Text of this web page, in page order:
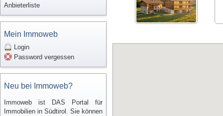
Anbieterliste
Mein Immoweb
Login
Password vergessen
Neu bei Immoweb?
Immoweb ist DAS Portal für
Immobilien in Südtirol. Sie können